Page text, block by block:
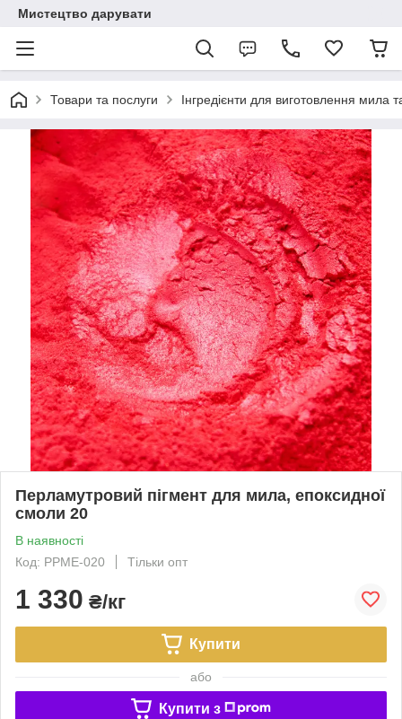
Мистецтво дарувати
Товари та послуги Інгредієнти для виготовлення мила
Перламутровий пігмент для мила, епоксидної
смоли 20
В наявності
Код: PPME-020
Тільки опт
1 330 ₴/кг
Купити
або
Купити з